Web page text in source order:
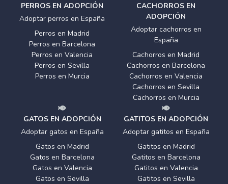
PERROS EN ADOPCIÓN
Adoptar perros en España
Perros en Madrid
Perros en Barcelona
Perros en Valencia
Perros en Sevilla
Perros en Murcia
CACHORROS EN
ADOPCIÓN
Adoptar cachorros en
España
Cachorros en Madrid
Cachorros en Barcelona
Cachorros en Valencia
Cachorros en Sevilla
Cachorros en Murcia
GATOS EN ADOPCIÓN
Adoptar gatos en España
Gatos en Madrid
Gatos en Barcelona
Gatos en Valencia
Gatos en Sevilla
GATITOS EN ADOPCIÓN
Adoptar gatitos en España
Gatitos en Madrid
Gatitos en Barcelona
Gatitos en Valencia
Gatitos en Sevilla